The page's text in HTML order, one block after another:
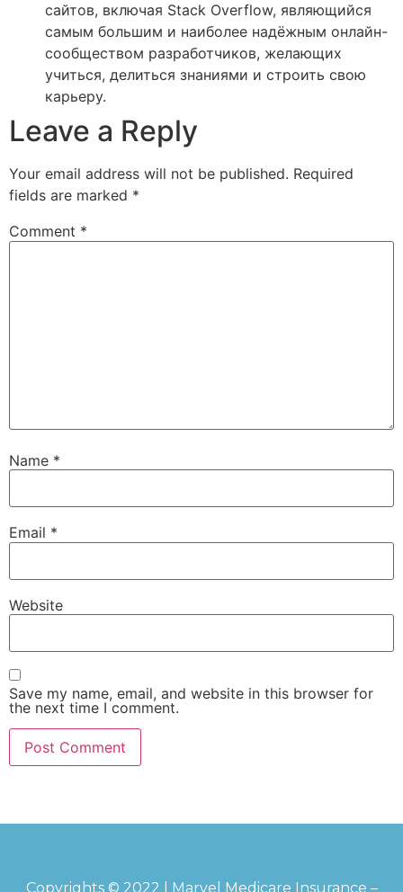
сайтов, включая Stack Overflow, являющийся
самым большим и наиболее надёжным онлайн-
сообществом разработчиков, желающих
учиться, делиться знаниями и строить свою
карьеру.
Leave a Reply
Your email address will not be published. Required
fields are marked *
Comment *
Name *
Email *
Website
Save my name, email, and website in this browser for
the next time I comment.
Copyrights © 2022 | Marvel Medicare Insurance –